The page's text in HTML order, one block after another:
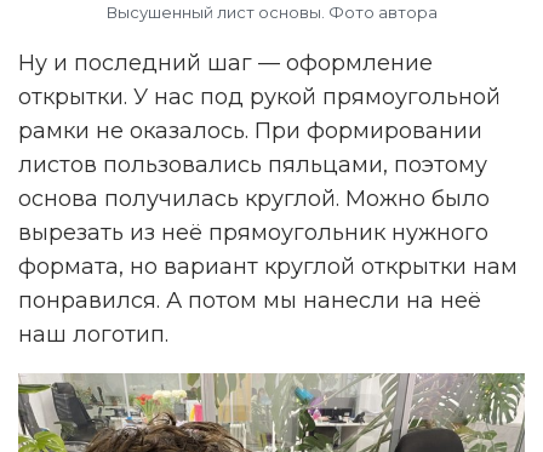
Высушенный лист основы. Фото автора
Ну и последний шаг — оформление
открытки. У нас под рукой прямоугольной
рамки не оказалось. При формировании
листов пользовались пяльцами, поэтому
основа получилась круглой. Можно было
вырезать из неё прямоугольник нужного
формата, но вариант круглой открытки нам
понравился. А потом мы нанесли на неё
наш логотип.